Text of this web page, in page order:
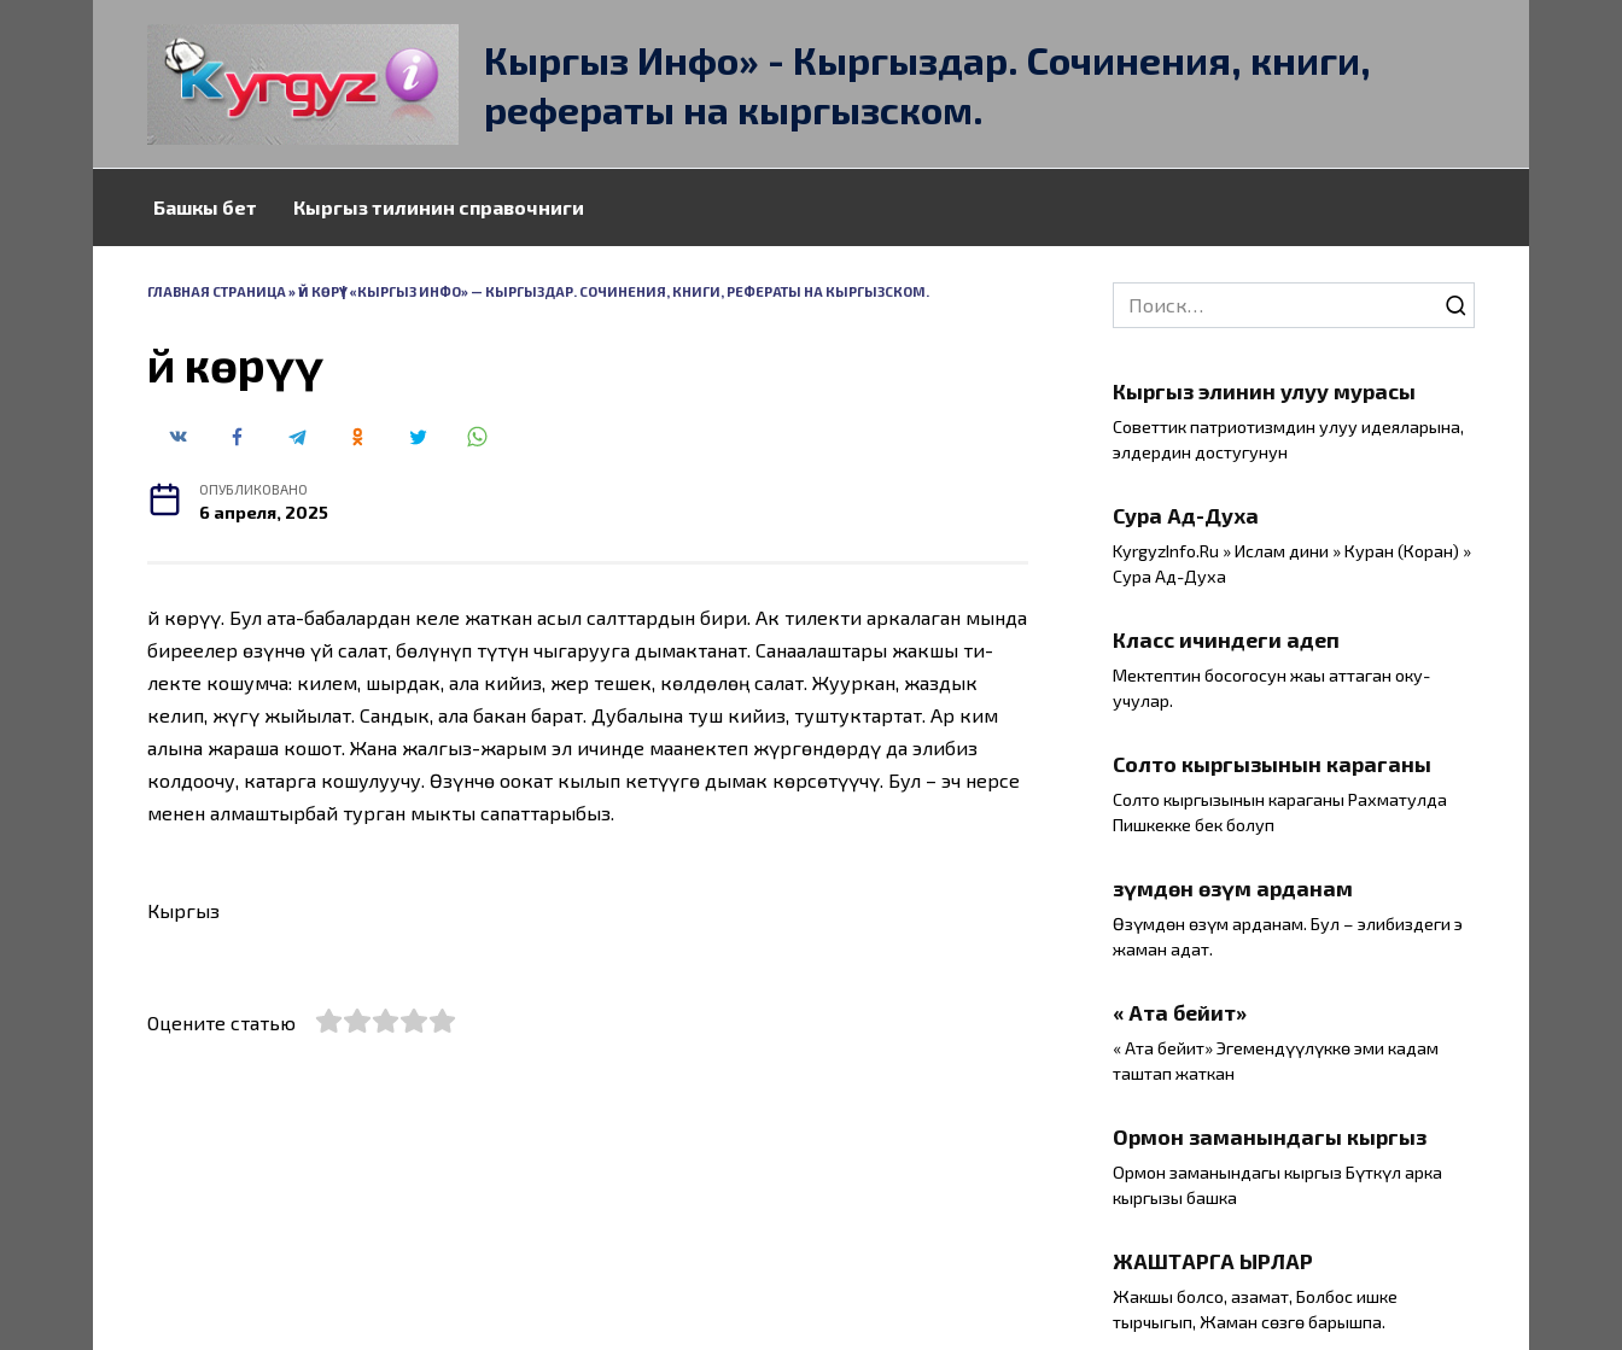
Кыргыз Инфо» - Кыргыздар. Сочинения, книги,
рефераты на кыргызском.
Башкы бет Кыргыз тилинин справочниги
ГЛАВНАЯ СТРАНИЦА»ҮЙ КӨРҮҮ | «КЫРГЫЗ ИНФО» — КЫРГЫЗДАР. СОЧИНЕНИЯ, КНИГИ, РЕФЕРАТЫ НА КЫРГЫЗСКОМ.
Үй көрүү
ОПУБЛИКОВАНО
6 апреля, 2025
Үй көрүү. Бул ата-бабалардан келе жаткан асыл салттардын бири. Ак тилекти аркалаган мында
биреелер өзүнчө үй салат, бөлүнүп түтүн чыгарууга дымактанат. Санаалаштары жакшы ти-
лекте кошумча: килем, шырдак, ала кийиз, жер тешек, көлдөлөң салат. Жууркан, жаздык
келип, жүгү жыйылат. Сандык, ала бакан барат. Дубалына туш кийиз, туштуктартат. Ар ким
алына жараша кошот. Жана жалгыз-жарым эл ичинде маанектеп жүргөндөрдү да элибиз
колдоочу, катарга кошулуучу. Өзүнчө оокат кылып кетүүгө дымак көрсөтүүчү. Бул – эч нерсе
менен алмаштырбай турган мыкты сапаттарыбыз.
Кыргыз
Оцените статью
Search
for:
Кыргыз элинин улуу мурасы
Советтик патриотизмдин улуу идеяларына,
элдердин достугунун
Сура Ад-Духа
KyrgyzInfo.Ru » Ислам дини » Куран (Коран) »
Сура Ад-Духа
Класс ичиндеги адеп
Мектептин босогосун жаңы аттаган оку-
учулар.
Солто кыргызынын караганы
Солто кыргызынын караганы Рахматулда
Пишкекке бек болуп
Өзүмдөн өзүм арданам
Өзүмдөн өзүм арданам. Бул – элибиздеги эң
жаман адат.
« Ата бейит»
« Ата бейит» Эгемендүүлүккө эми кадам
таштап жаткан
Ормон заманындагы кыргыз
Ормон заманындагы кыргыз Бүткүл арка
кыргызы башка
ЖАШТАРГА ЫРЛАР
Жакшы болсоң, азамат, Болбос ишке
тырчыгып, Жаман сөзгө барышпа.